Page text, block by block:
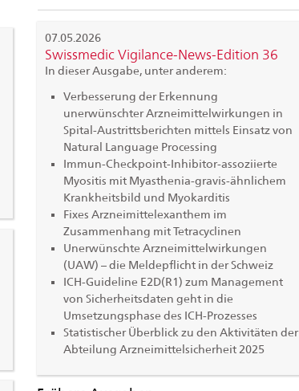
07.05.2026
Swissmedic Vigilance-News-Edition 36
In dieser Ausgabe, unter anderem:
Verbesserung der Erkennung
unerwünschter Arzneimittelwirkungen in
Spital-Austrittsberichten mittels Einsatz von
Natural Language Processing
Immun-Checkpoint-Inhibitor-assoziierte
Myositis mit Myasthenia-gravis-ähnlichem
Krankheitsbild und Myokarditis
Fixes Arzneimittelexanthem im
Zusammenhang mit Tetracyclinen
Unerwünschte Arzneimittelwirkungen
(UAW) – die Meldepflicht in der Schweiz
ICH-Guideline E2D(R1) zum Management
von Sicherheitsdaten geht in die
Umsetzungsphase des ICH-Prozesses
Statistischer Überblick zu den Aktivitäten der
Abteilung Arzneimittelsicherheit 2025